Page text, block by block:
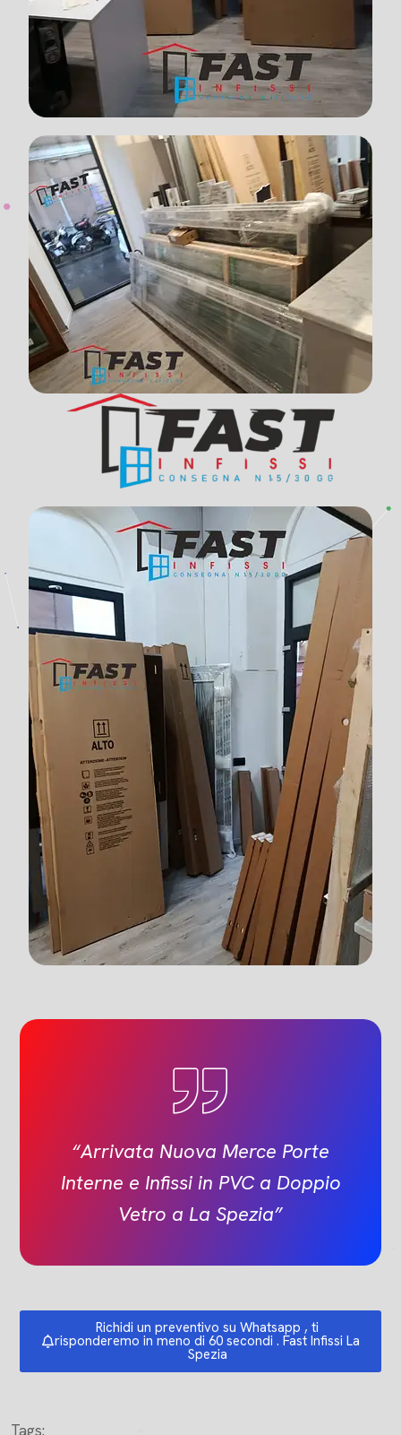
“Arrivata Nuova Merce Porte
Interne e Infissi in PVC a Doppio
Vetro a La Spezia”
Richidi un preventivo su Whatsapp , ti
risponderemo in meno di 60 secondi . Fast Infissi La
Spezia
Tags: